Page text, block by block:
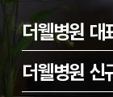
더웰병원 대
더웰병원